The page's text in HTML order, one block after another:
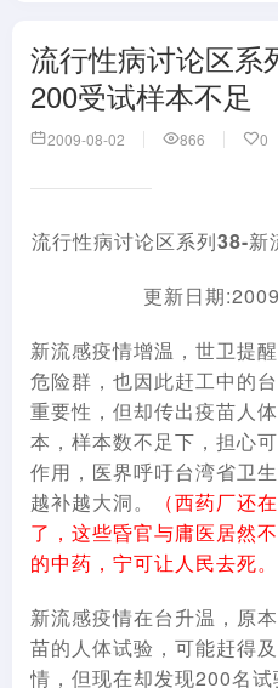
流行性病讨论区系
200受试样本不足
2009-08-02 866 0
流行性病讨论区系列38-新
更新日期
新流感疫情增温，世卫提
危险群，也因此赶工中的
重要性，但却传出疫苗人
本，样本数不足下，担心
作用，医界呼吁台湾省卫
越补越大洞。
（西药厂还
了，这些昏官与庸医居然
的中药，宁可让人民去死。
新流感疫情在台升温，原
苗的人体试验，可能赶得
情，但现在却发现200名